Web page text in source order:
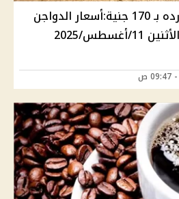
سعر كيلو البانية النهارده بـ 170 جنية:أسعار الدواجن
والبيض والبانية اليوم الأثنين 11/أغسطس/2025